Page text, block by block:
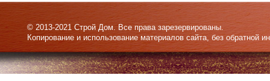
© 2013-2021 Строй Дом. Все права зарезервированы.
Копирование и использование материалов сайта, без обратной